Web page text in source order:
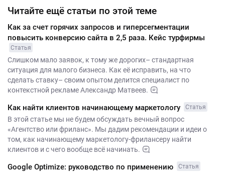
Читайте ещё статьи по этой теме
Как за счет горячих запросов и гиперсегментации
повысить конверсию сайта в 2,5 раза. Кейс турфирмы
Статья
Слишком мало заявок, к тому же дорогих– стандартная
ситуация для малого бизнеса. Как её исправить, на что
сделать ставку– своим опытом делится специалист по
контекстной рекламе Александр Матвеев.
Как найти клиентов начинающему маркетологу Статья
В этой статье мы не будем обсуждать вечный вопрос
«Агентство или фриланс». Мы дадим рекомендации и идеи о
том, как начинающему маркетологу-фрилансеру найти
клиентов и с чего вообще всё начинать.
Google Optimize: руководство по применению Статья